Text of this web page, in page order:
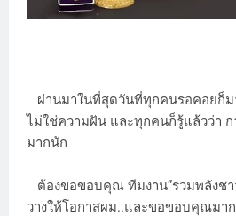
ผ่านมาในที่สุดวันที่ทุกคนรอคอยก็ม
ไม่ใช่ความฝัน และทุกคนก็รู้แล้วว่า ก
มากนัก
ต้องขอขอบคุณ ทีมงาน”รวมพลังชา
วางให้โอกาสผม..และขอขอบคุณมา